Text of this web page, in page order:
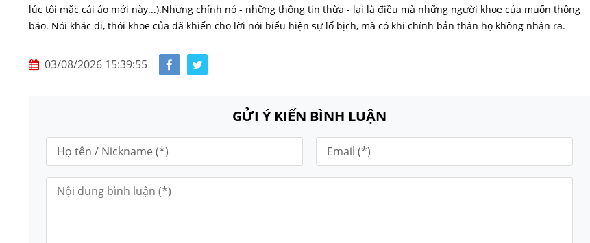
lúc tôi mặc cái áo mới này...).Nhưng chính nó - những thông tin thừa - lại là điều mà những người khoe của muốn thông
báo. Nói khác đi, thói khoe của đã khiến cho lời nói biểu hiện sự lố bịch, mà có khi chính bản thân họ không nhận ra.
03/08/2026 15:39:55
GỬI Ý KIẾN BÌNH LUẬN